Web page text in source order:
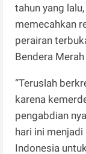
tahun yang
memecahkan
perairan
Bendera
“Teruslah
karena
pengabdian
hari ini
Indonesia